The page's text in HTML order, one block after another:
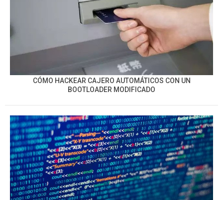
CÓMO HACKEAR CAJERO AUTOMÁTICOS CON UN
BOOTLOADER MODIFICADO